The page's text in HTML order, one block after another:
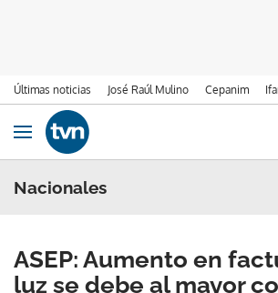
Últimas noticias José Raúl Mulino Cepanim
Ir al contenido
Obrir navegació
Nacionales
ASEP: Aumento en
luz se debe al mayor